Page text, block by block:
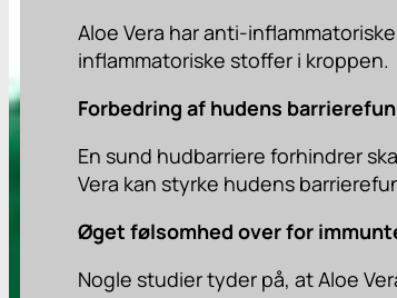
Aloe Vera har anti-
inflammatoriske stoffer i kroppen.
Forbedring af hudens
En sund hudbarriere forhindrer
Vera kan styrke hudens
Øget følsomhed over for
Nogle studier tyder på, at Aloe